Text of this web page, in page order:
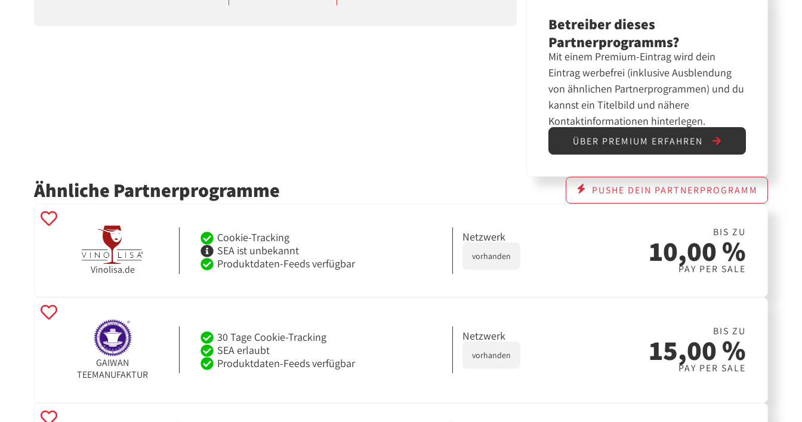
Betreiber dieses
Partnerprogramms?
Mit einem Premium-Eintrag wird dein
Eintrag werbefrei (inklusive Ausblendung
von ähnlichen Partnerprogrammen) und du
kannst ein Titelbild und nähere
Kontaktinformationen hinterlegen.
ÜBER PREMIUM ERFAHREN
Ähnliche Partnerprogramme PUSHE DEIN PARTNERPROGRAMM
Vinolisa.de
Cookie-Tracking
SEA ist unbekannt
Produktdaten-Feeds verfügbar
Netzwerk
vorhanden
BIS ZU
10,00 %
PAY PER SALE
GAIWAN
TEEMANUFAKTUR
30 Tage Cookie-Tracking
SEA erlaubt
Produktdaten-Feeds verfügbar
Netzwerk
vorhanden
BIS ZU
15,00 %
PAY PER SALE